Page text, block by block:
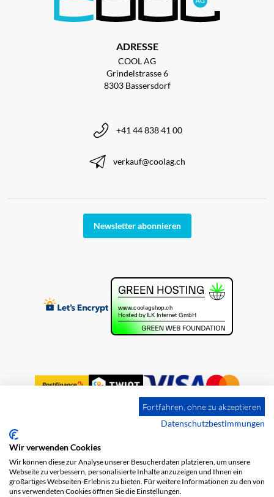
ADRESSE
COOL AG
Grindelstrasse 6
8303 Bassersdorf
+41 44 838 41 00
verkauf@coolag.ch
Newsletter abonnieren
Impressum
Datenschutz
Fortfahren, ohne zu akzeptieren
Datenschutzbestimmungen
Wir verwenden Cookies
Wir können diese zur Analyse unserer Besucherdaten platzieren, um unsere
Webseite zu verbessern, personalisierte Inhalte anzuzeigen und Ihnen ein
großartiges Webseiten-Erlebnis zu bieten. Für weitere Informationen zu den von
uns verwendeten Cookies öffnen Sie die Einstellungen.